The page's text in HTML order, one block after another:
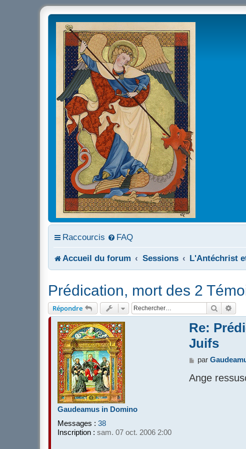
Raccourcis FAQ
Accueil du forum Sessions L'Antéchrist
Prédication, mort des 2
Répondre
Gaudeamus in Domino
Messages : 38
Inscription : sam. 07 oct. 2006 2:00
Re:
Juifs
M
s
par
Ange